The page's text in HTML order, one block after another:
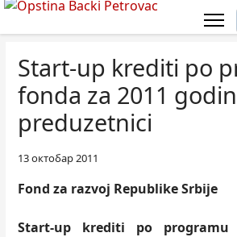
Start-up krediti po
fonda za 2011
preduzetnici
13 октобар 2011
Fond za razvoj Republike Srbije
Start-up krediti po programu